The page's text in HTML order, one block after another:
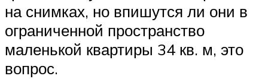
на снимках, но впишутся ли они в
ограниченной пространство
маленькой квартиры 34 кв. м, это
вопрос.